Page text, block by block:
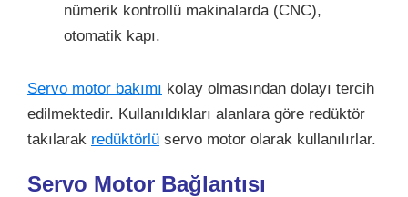
nümerik kontrollü makinalarda (CNC),
otomatik kapı.
Servo motor bakımı kolay olmasından dolayı tercih
edilmektedir. Kullanıldıkları alanlara göre redüktör
takılarak redüktörlü servo motor olarak kullanılırlar.
Servo Motor Bağlantısı